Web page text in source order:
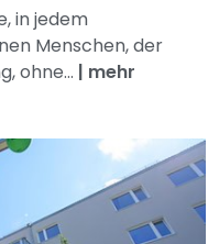
in jedem
Menschen, der
ohne... | mehr